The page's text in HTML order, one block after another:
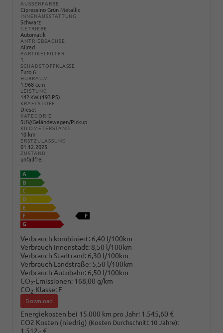
AUSSENFARBE
Cipressino Grün Metallic
INNENAUSSTATTUNG
Schwarz
GETRIEBE
Automatik
ANTRIEBSACHSE
Allrad
PARTIKELFILTER
1
SCHADSTOFFKLASSE
Euro 6
HUBRAUM
1.968 ccm
LEISTUNG
142 kW (193 PS)
KRAFTSTOFF
Diesel
KATEGORIE
SUV/Geländewagen/Pickup
KILOMETERSTAND
10 km
ERSTZULASSUNG
01.12.2025
ZUSTAND
unfallfrei
Verbrauch kombiniert: 6,40 l/100km
Verbrauch Innenstadt: 8,50 l/100km
Verbrauch Stadtrand: 6,30 l/100km
Verbrauch Landstraße: 5,50 l/100km
Verbrauch Autobahn: 6,50 l/100km
CO2-Emissionen: 168,00 g/km
CO2-Klasse: F
Download
Energiekosten bei 15.000 km pro Jahr: 1.545,60 €
CO2 Kosten (niedrig) (Kosten Durchschnitt 10 Jahre):
1.512,- €